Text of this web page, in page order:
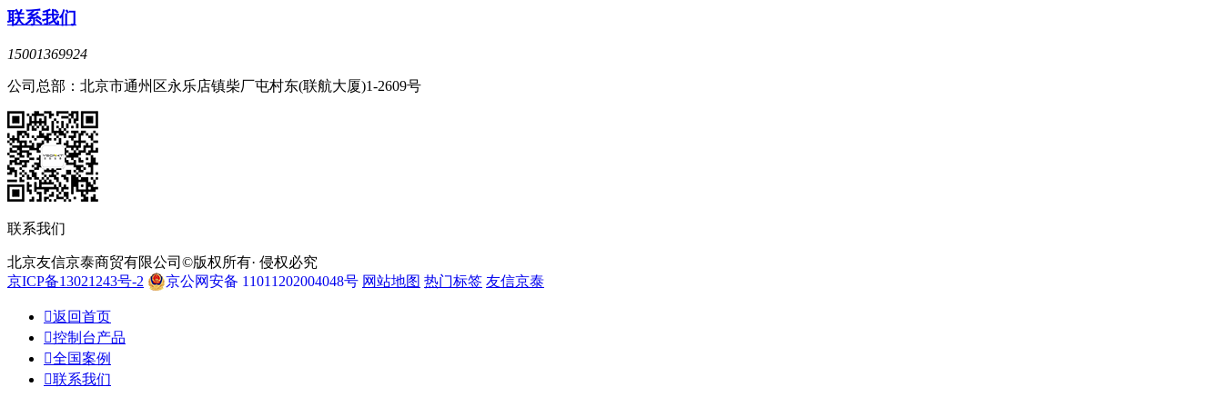
联系我们
15001369924
公司总部：北京市通州区永乐店镇柴厂屯村东(联航大厦)1-2609号
联系我们
北京友信京泰商贸有限公司©版权所有· 侵权必究
京ICP备13021243号-2
京公网安备 11011202004048号 网站地图 热门标签 友信京泰
返回首页
控制台产品
全国案例
联系我们